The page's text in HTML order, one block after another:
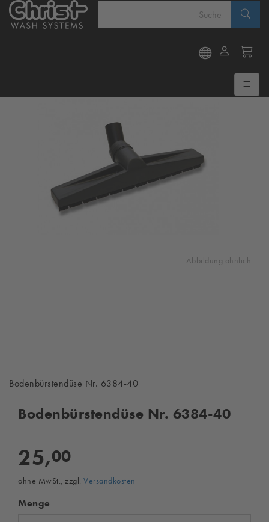
Abbildung ähnlich
Bodenbürstendüse Nr. 6384-40
Bodenbürstendüse Nr. 6384-40
25,00
ohne MwSt., zzgl. Versandkosten
Menge